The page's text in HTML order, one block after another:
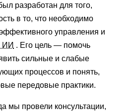
разработан для того,
в то, что необходимо
управления и
ИИ . Его цель — помочь
сильные и слабые
процессов и понять,
передовые практики.
мы провели консультации,